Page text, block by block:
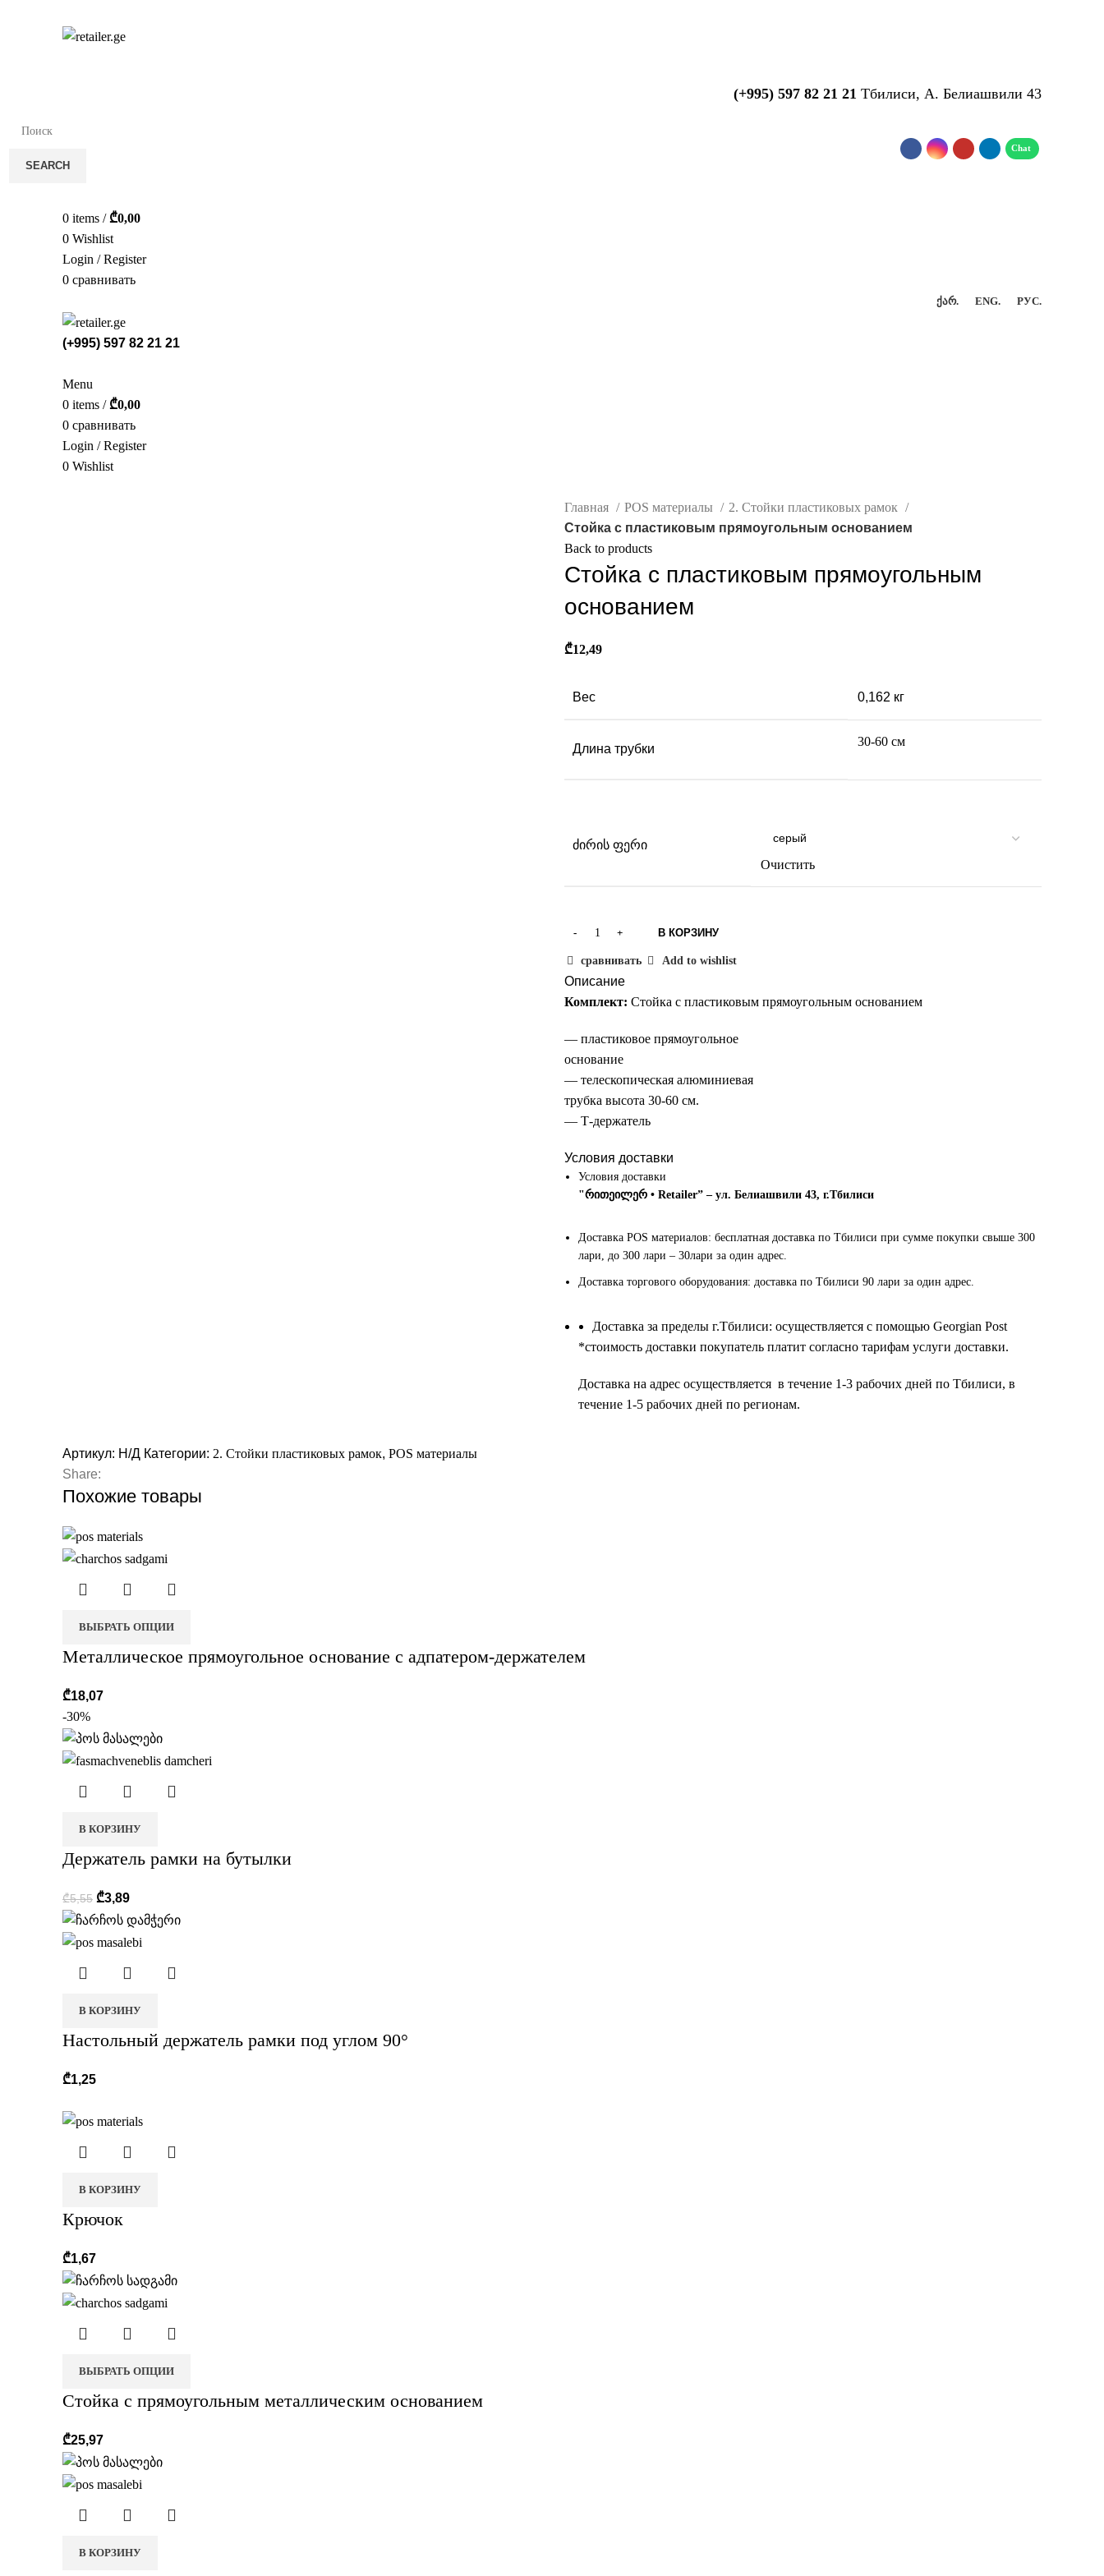
(+995) 597 82 21 21 Тбилиси, А. Белиашвили 43
SEARCH
0 items / ₾0,00
0 Wishlist
Login / Register
0 сравнивать
ᲥᲐᲠ. ENG. РУС.
(+995) 597 82 21 21
Menu
0 items / ₾0,00
0 сравнивать
Login / Register
0 Wishlist
Главная POS материалы
2. Стойки пластиковых рамок
Стойка с пластиковым прямоугольным основанием
Back to products
Стойка с пластиковым прямоугольным
основанием
₾12,49
Вес 0,162 кг
Длина трубки
30-60 см
ძირის ფერი
Очистить
В КОРЗИНУ
сравнивать Add to wishlist
Описание
Комплект: Стойка с пластиковым прямоугольным основанием
— пластиковое прямоугольное
основание
— телескопическая алюминиевая
трубка высота 30-60 см.
— Т-держатель
Условия доставки
Условия доставки
"რითეილერ • Retailer” – ул. Белиашвили 43, г.Тбилиси
Доставка POS материалов: бесплатная доставка по Тбилиси при сумме покупки свыше 300
лари, до 300 лари – 30лари за один адрес.
Доставка торгового оборудования: доставка по Тбилиси 90 лари за один адрес.
Доставка за пределы г.Тбилиси: осуществляется с помощью Georgian Post
*cтоимость доставки покупатель платит согласно тарифам услуги доставки.
Доставка на адрес осуществляется в течение 1-3 рабочих дней по Тбилиси, в
течение 1-5 рабочих дней по регионам.
Артикул: Н/Д Категории: 2. Стойки пластиковых рамок, POS материалы
Share:
Похожие товары
ВЫБРАТЬ ОПЦИИ
Металлическое прямоугольное основание с адпатером-держателем
₾18,07
-30%
В КОРЗИНУ
Держатель рамки на бутылки
₾5,55 ₾3,89
В КОРЗИНУ
Настольный держатель рамки под углом 90°
₾1,25
В КОРЗИНУ
Крючок
₾1,67
ВЫБРАТЬ ОПЦИИ
Стойка с прямоугольным металлическим основанием
₾25,97
В КОРЗИНУ